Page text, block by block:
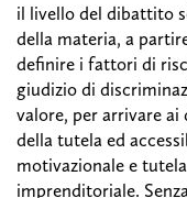
il livello del dibattito
della materia, a
definire i fattori di
giudizio di
valore, per arrivare
della tutela ed
motivazionale e
imprenditoriale.